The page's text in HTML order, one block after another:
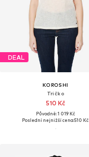
DEAL
KOROSHI
Tričko
510 Kč
Původně: 1 019 Kč
Poslední nejnižší cena:510 Kč